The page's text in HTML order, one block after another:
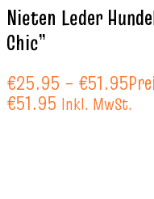
Nieten Leder
Chic”
€25.95 – €51.95
€51.95 Inkl. MwSt.